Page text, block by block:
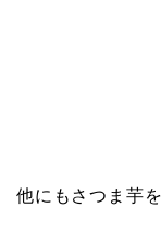
他にもさつま芋